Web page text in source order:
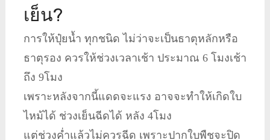
เย็น?
การให้ปุ๋ยน้ำ ทุกชนิด ไม่ว่าจะเป็นธาตุหลักหรือ
ธาตุรอง ควรให้ช่วงเวลาเช้า ประมาณ 6 โมงเช้า
ถึง 9โมง
เพราะหลังจากนี้แดดจะแรง อาจจะทำให้เกิดใบ
ไหม้ได้ ช่วงเย็นฉีดได้ หลัง 4โมง
แต่ช่วงค่ำแล้วไม่ควรฉีด เพราะปากใบพืชจะปิด